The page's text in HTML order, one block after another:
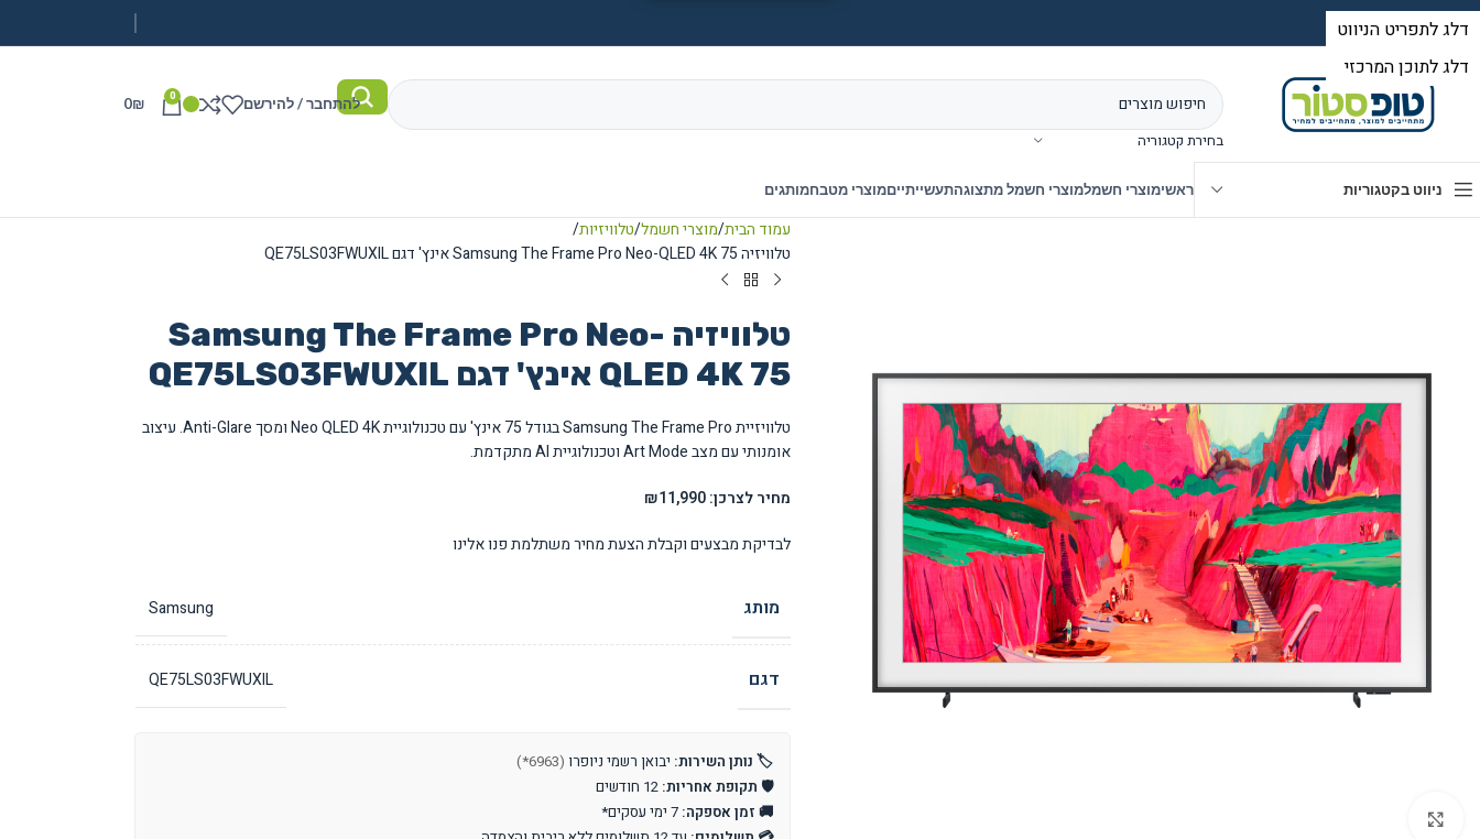
בחירת קטגוריה
להתחבר / להירשם 0
0₪
ניווט בקטגוריות ראשימוצרי חשמלמוצרי חשמל מתצוגהתעשייתייםמוצרי מטבחמותגים
עמוד הבית מוצרי חשמל טלוויזיות
טלוויזיה Samsung The Frame Pro Neo-QLED 4K 75 אינץ' דגם QE75LS03FWUXIL
טלוויזיה Samsung The Frame Pro Neo-
QLED 4K 75 אינץ' דגם QE75LS03FWUXIL
טלוויזיית Samsung The Frame Pro בגודל 75 אינץ' עם טכנולוגיית Neo QLED 4K ומסך Anti-Glare. עיצוב
אומנותי עם מצב Art Mode וטכנולוגיית AI מתקדמת.
מחיר לצרכן: ₪11,990
לבדיקת מבצעים וקבלת הצעת מחיר משתלמת פנו אלינו
מותג Samsung
דגם QE75LS03FWUXIL
🏷️ נותן השירות: יבואן רשמי ניופרו (6963*)
🛡️ תקופת אחריות:
🚚 זמן אספקה: